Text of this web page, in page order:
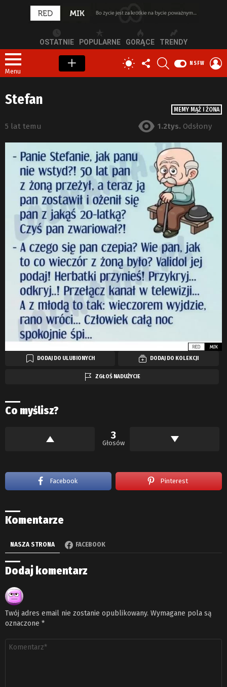
OSTATNIE POPULARNE GORĄCE TRENDY
Menu
PRZEŁĄCZ
SKÓRKĘ
OBSERWUJ
NAS
NSFW
MEMY MĄŻ I ŻONA
Stefan
5 lat temu 1.2tys. Odsłony
DODAJ DO ULUBIONYCH DODAJ DO KOLEKCJI
ZGŁOŚ NADUŻYCIE
Co myślisz?
3
Głosów
Facebook Pinterest
Komentarze
NASZA STRONA FACEBOOK
Dodaj komentarz
Twój adres email nie zostanie opublikowany. Wymagane pola są
oznaczone *